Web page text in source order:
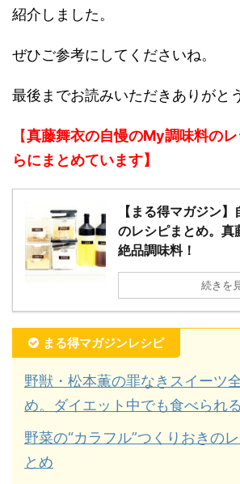
紹介しました。
ぜひご参考にしてくださいね。
最後までお読みいただきありがと
【真藤舞衣の自慢のMy調味料の
らにまとめています】
【まる得マガジン
のレシピまとめ。真
絶品調味料！
続きを
まる得マガジンレシピ
野獣・松本薫の罪なきスイーツ
め。ダイエット中でも食べられる
野菜の“カラフル”つくりおきの
とめ